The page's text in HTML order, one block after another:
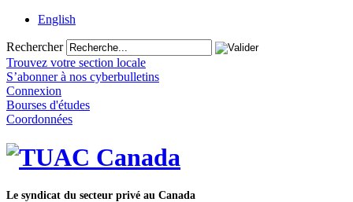
English
Rechercher
Trouvez votre section locale
S’abonner à nos cyberbulletins
Connexion
Bourses d'études
Coordonnées
Le syndicat du secteur privé au Canada